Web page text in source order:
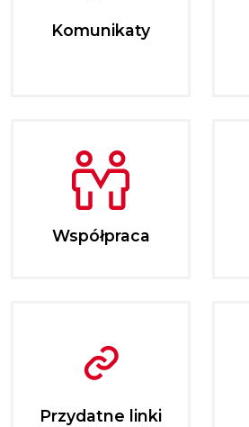
Komunikaty
Współpraca
Przydatne linki